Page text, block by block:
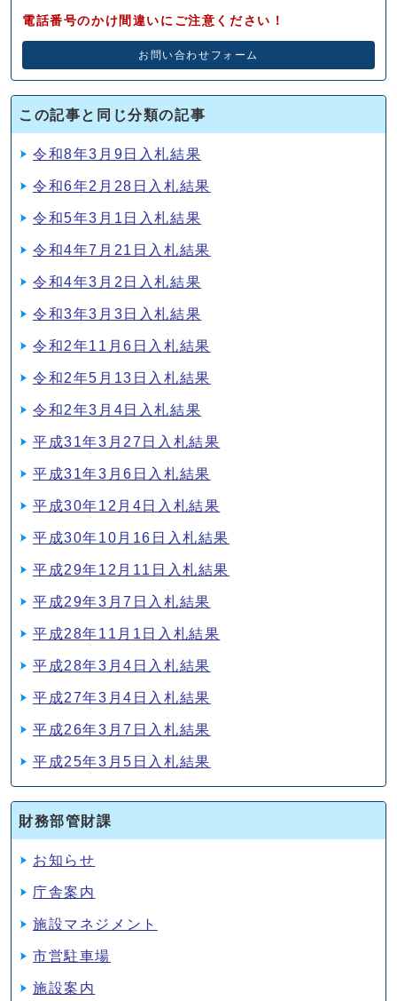
電話番号のかけ間違いにご注意ください！
お問い合わせフォーム
この記事と同じ分類の記事
令和8年3月9日入札結果
令和6年2月28日入札結果
令和5年3月1日入札結果
令和4年7月21日入札結果
令和4年3月2日入札結果
令和3年3月3日入札結果
令和2年11月6日入札結果
令和2年5月13日入札結果
令和2年3月4日入札結果
平成31年3月27日入札結果
平成31年3月6日入札結果
平成30年12月4日入札結果
平成30年10月16日入札結果
平成29年12月11日入札結果
平成29年3月7日入札結果
平成28年11月1日入札結果
平成28年3月4日入札結果
平成27年3月4日入札結果
平成26年3月7日入札結果
平成25年3月5日入札結果
財務部管財課
お知らせ
庁舎案内
施設マネジメント
市営駐車場
施設案内